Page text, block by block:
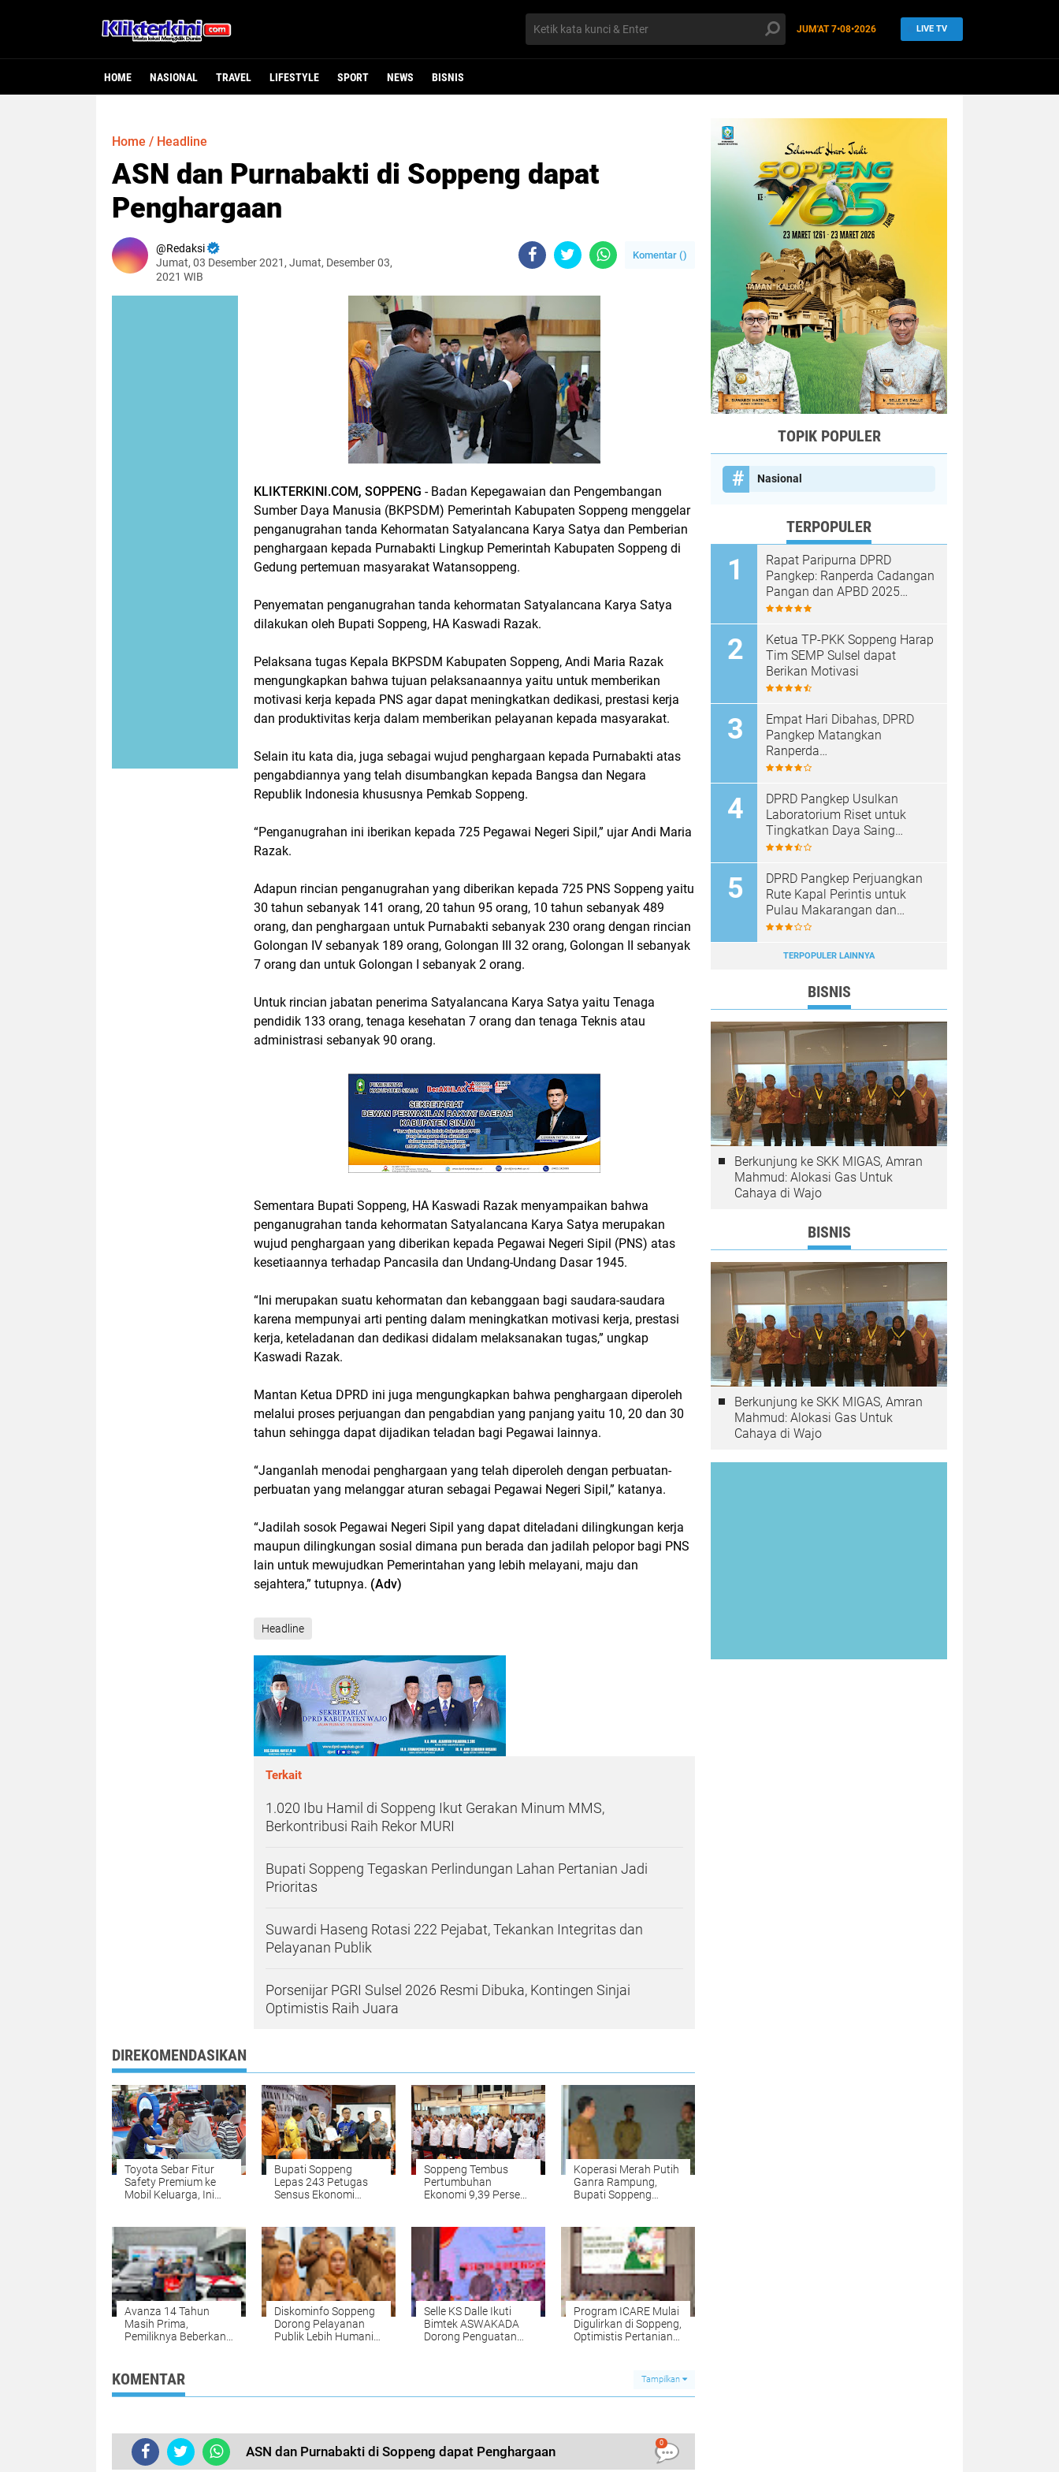
JUM'AT7•08•2026 LIVE TV
HOME NASIONAL TRAVEL LIFESTYLE SPORT NEWS BISNIS
Home / Headline
ASN dan Purnabakti di Soppeng dapat
Penghargaan
Redaksi
Jumat, 03 Desember 2021, Jumat, Desember 03,
2021 WIB
Komentar ()
KLIKTERKINI.COM, SOPPENG - Badan Kepegawaian dan Pengembangan
Sumber Daya Manusia (BKPSDM) Pemerintah Kabupaten Soppeng menggelar
penganugrahan tanda Kehormatan Satyalancana Karya Satya dan Pemberian
penghargaan kepada Purnabakti Lingkup Pemerintah Kabupaten Soppeng di
Gedung pertemuan masyarakat Watansoppeng.
Penyematan penganugrahan tanda kehormatan Satyalancana Karya Satya
dilakukan oleh Bupati Soppeng, HA Kaswadi Razak.
Pelaksana tugas Kepala BKPSDM Kabupaten Soppeng, Andi Maria Razak
mengungkapkan bahwa tujuan pelaksanaannya yaitu untuk memberikan
motivasi kerja kepada PNS agar dapat meningkatkan dedikasi, prestasi kerja
dan produktivitas kerja dalam memberikan pelayanan kepada masyarakat.
Selain itu kata dia, juga sebagai wujud penghargaan kepada Purnabakti atas
pengabdiannya yang telah disumbangkan kepada Bangsa dan Negara
Republik Indonesia khususnya Pemkab Soppeng.
“Penganugrahan ini iberikan kepada 725 Pegawai Negeri Sipil,” ujar Andi Maria
Razak.
Adapun rincian penganugrahan yang diberikan kepada 725 PNS Soppeng yaitu
30 tahun sebanyak 141 orang, 20 tahun 95 orang, 10 tahun sebanyak 489
orang, dan penghargaan untuk Purnabakti sebanyak 230 orang dengan rincian
Golongan IV sebanyak 189 orang, Golongan III 32 orang, Golongan II sebanyak
7 orang dan untuk Golongan I sebanyak 2 orang.
Untuk rincian jabatan penerima Satyalancana Karya Satya yaitu Tenaga
pendidik 133 orang, tenaga kesehatan 7 orang dan tenaga Teknis atau
administrasi sebanyak 90 orang.
Sementara Bupati Soppeng, HA Kaswadi Razak menyampaikan bahwa
penganugrahan tanda kehormatan Satyalancana Karya Satya merupakan
wujud penghargaan yang diberikan kepada Pegawai Negeri Sipil (PNS) atas
kesetiaannya terhadap Pancasila dan Undang-Undang Dasar 1945.
“Ini merupakan suatu kehormatan dan kebanggaan bagi saudara-saudara
karena mempunyai arti penting dalam meningkatkan motivasi kerja, prestasi
kerja, keteladanan dan dedikasi didalam melaksanakan tugas,” ungkap
Kaswadi Razak.
Mantan Ketua DPRD ini juga mengungkapkan bahwa penghargaan diperoleh
melalui proses perjuangan dan pengabdian yang panjang yaitu 10, 20 dan 30
tahun sehingga dapat dijadikan teladan bagi Pegawai lainnya.
“Janganlah menodai penghargaan yang telah diperoleh dengan perbuatan-
perbuatan yang melanggar aturan sebagai Pegawai Negeri Sipil,” katanya.
“Jadilah sosok Pegawai Negeri Sipil yang dapat diteladani dilingkungan kerja
maupun dilingkungan sosial dimana pun berada dan jadilah pelopor bagi PNS
lain untuk mewujudkan Pemerintahan yang lebih melayani, maju dan
sejahtera,” tutupnya. (Adv)
Headline
Terkait
1.020 Ibu Hamil di Soppeng Ikut Gerakan Minum MMS,
Berkontribusi Raih Rekor MURI
Bupati Soppeng Tegaskan Perlindungan Lahan Pertanian Jadi
Prioritas
Suwardi Haseng Rotasi 222 Pejabat, Tekankan Integritas dan
Pelayanan Publik
Porsenijar PGRI Sulsel 2026 Resmi Dibuka, Kontingen Sinjai
Optimistis Raih Juara
DIREKOMENDASIKAN
Toyota Sebar Fitur
Safety Premium ke
Mobil Keluarga, Ini
Bupati Soppeng
Lepas 243 Petugas
Sensus Ekonomi
Soppeng Tembus
Pertumbuhan
Ekonomi 9,39 Persen
Koperasi Merah Putih
Ganra Rampung,
Bupati Soppeng
Avanza 14 Tahun
Masih Prima,
Pemiliknya Beberkan
Diskominfo Soppeng
Dorong Pelayanan
Publik Lebih Humanis
Selle KS Dalle Ikuti
Bimtek ASWAKADA
Dorong Penguatan
Program ICARE Mulai
Digulirkan di Soppeng,
Optimistis Pertanian
KOMENTAR Tampilkan
ASN dan Purnabakti di Soppeng dapat Penghargaan
0
TERKINI
TOPIK POPULER
Nasional
TERPOPULER
Rapat Paripurna DPRD
Pangkep: Ranperda Cadangan
Pangan dan APBD 2025
Disetujui dengan Sejumlah
Ketua TP-PKK Soppeng Harap
Tim SEMP Sulsel dapat
Berikan Motivasi
Empat Hari Dibahas, DPRD
Pangkep Matangkan
Ranperda
Pertanggungjawaban APBD
DPRD Pangkep Usulkan
Laboratorium Riset untuk
Tingkatkan Daya Saing
Produk Unggulan
DPRD Pangkep Perjuangkan
Rute Kapal Perintis untuk
Pulau Makarangan dan
Langkoteang
TERPOPULER LAINNYA
BISNIS
Berkunjung ke SKK MIGAS, Amran
Mahmud: Alokasi Gas Untuk
Cahaya di Wajo
BISNIS
Berkunjung ke SKK MIGAS, Amran
Mahmud: Alokasi Gas Untuk
Cahaya di Wajo